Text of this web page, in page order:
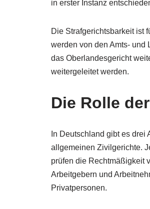
in erster Instanz
Die Strafgerichtsbarkeit ist
werden von den Amts- und
das Oberlandesgericht
weitergeleitet werden.
Die Rolle
In Deutschland gibt es
allgemeinen Zivilgerichte.
prüfen die Rechtmäßigkeit
Arbeitgebern und
Privatpersonen.